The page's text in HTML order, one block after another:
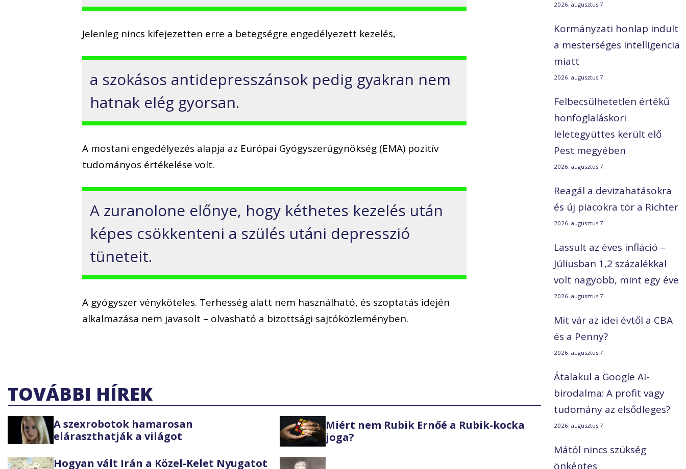
Jelenleg nincs kifejezetten erre a betegségre engedélyezett kezelés,
a szokásos antidepresszánsok pedig gyakran nem
hatnak elég gyorsan.
A mostani engedélyezés alapja az Európai Gyógyszerügynökség (EMA) pozitív
tudományos értékelése volt.
A zuranolone előnye, hogy kéthetes kezelés után
képes csökkenteni a szülés utáni depresszió
tüneteit.
A gyógyszer vényköteles. Terhesség alatt nem használható, és szoptatás idején
alkalmazása nem javasolt – olvasható a bizottsági sajtóközleményben.
TOVÁBBI HÍREK
A szexrobotok hamarosan
eláraszthatják a világot
Miért nem Rubik Ernőé a Rubik-kocka
joga?
Hogyan vált Irán a Közel-Kelet Nyugatot
2026. augusztus 7.
Kormányzati honlap indult
a mesterséges intelligencia
miatt
2026. augusztus 7.
Felbecsülhetetlen értékű
honfoglaláskori
leletegyüttes került elő
Pest megyében
2026. augusztus 7.
Reagál a devizahatásokra
és új piacokra tör a Richter
2026. augusztus 7.
Lassult az éves infláció –
Júliusban 1,2 százalékkal
volt nagyobb, mint egy éve
2026. augusztus 7.
Mit vár az idei évtől a CBA
és a Penny?
2026. augusztus 7.
Átalakul a Google AI-
birodalma: A profit vagy
tudomány az elsődleges?
2026. augusztus 7.
Mától nincs szükség
önkéntes